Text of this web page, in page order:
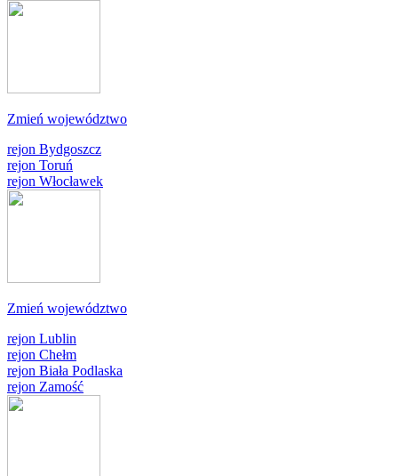
Zmień województwo
rejon Bydgoszcz
rejon Toruń
rejon Włocławek
Zmień województwo
rejon Lublin
rejon Chełm
rejon Biała Podlaska
rejon Zamość